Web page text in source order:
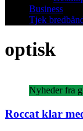
Business
Tjek
optisk
Nyheder fra
Roccat klar